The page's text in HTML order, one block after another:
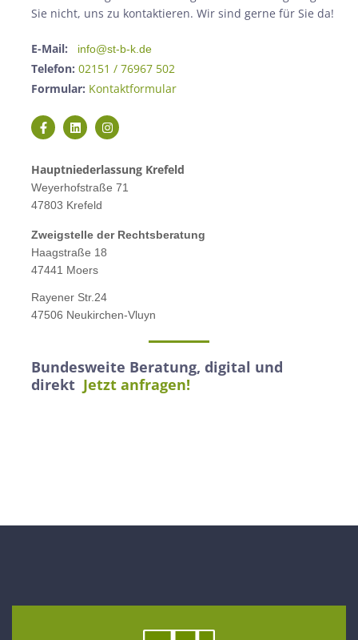
Sie nicht, uns zu kontaktieren. Wir sind gerne für Sie da!
E-Mail: info@st-b-k.de
Telefon: 02151 / 76967 502
Formular: Kontaktformular
Hauptniederlassung Krefeld
Weyerhofstraße 71
47803 Krefeld
Zweigstelle der Rechtsberatung
Haagstraße 18
47441 Moers
Rayener Str.24
47506 Neukirchen-Vluyn
Bundesweite Beratung, digital und
direkt Jetzt anfragen!